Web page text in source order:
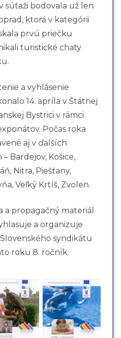
súťaži bodovala už len
ktorá v kategórii
prvú priečku
turistické chaty
a vyhlásenie
14. apríla v Štátnej
Bystrici v rámci
Počas roka
aj v ďalších
Bardejov, Košice,
Nitra, Piešťany,
Veľký Krtíš, Zvolen.
a propagačný materiál
a organizuje
syndikátu
roku 8. ročník.